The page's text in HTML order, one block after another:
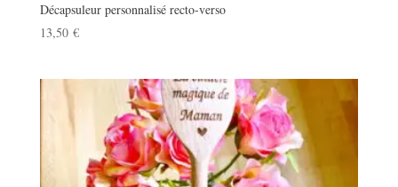
Décapsuleur personnalisé recto-verso
13,50 €